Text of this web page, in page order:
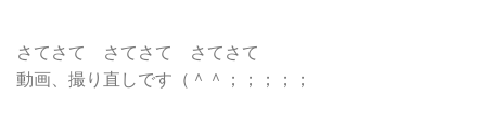
さてさて さてさて さてさて
動画、撮り直しです（＾＾；；；；；